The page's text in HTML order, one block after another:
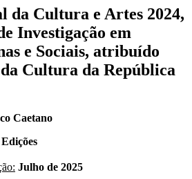
da Cultura e Artes 2024,
Investigação em
e Sociais, atribuído
Cultura da República
Caetano
Julho de 2025